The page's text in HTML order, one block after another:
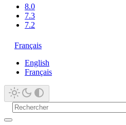
8.0
7.3
7.2
Français
English
Français